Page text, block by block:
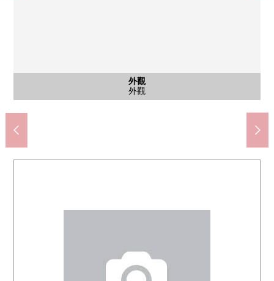
外觀
外觀
室內
風景
陽台
室內
室內
外觀
陽台
陽台
外觀
外觀
外觀
外觀
含有前面道路的外觀